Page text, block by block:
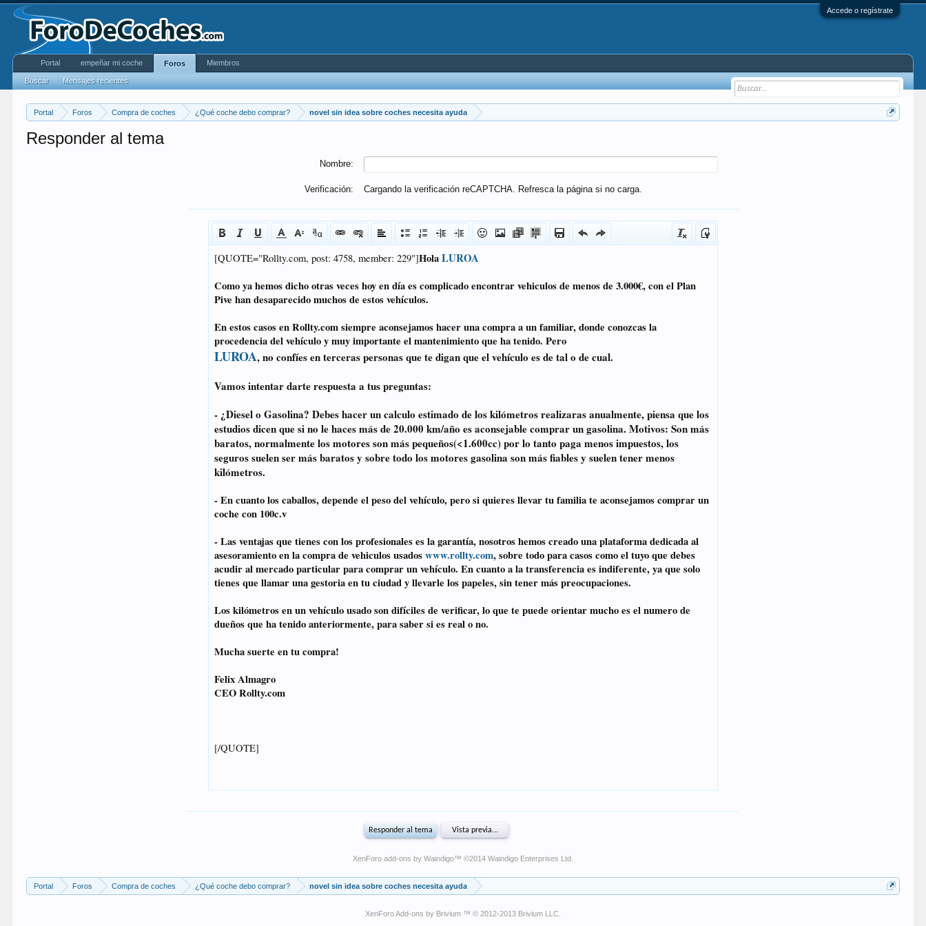
Accede o regístrate
Portal Foros Compra de coches ¿Qué coche debo comprar? novel sin idea sobre coches necesita ayuda
Responder al tema
Nombre:
Verificación: Cargando la verificación reCAPTCHA. Refresca la página si no carga.
XenForo add-ons by Waindigo™ ©2014 Waindigo Enterprises Ltd
Portal Foros Compra de coches ¿Qué coche debo comprar? novel sin idea sobre coches necesita ayuda
XenForo Add-ons by Brivium ™ © 2012-2013 Brivium LLC.
Portal empeñar mi coche Foros
Buscar Mensajes recientes
Miembros